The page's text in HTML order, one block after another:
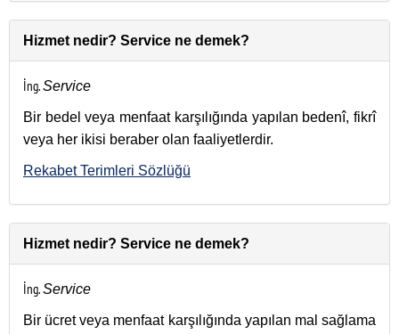
Hizmet nedir? Service ne demek?
İng.Service
Bir bedel veya menfaat karşılığında yapılan bedenî, fikrî
veya her ikisi beraber olan faaliyetlerdir.
Rekabet Terimleri Sözlüğü
Hizmet nedir? Service ne demek?
İng.Service
Bir ücret veya menfaat karşılığında yapılan mal sağlama